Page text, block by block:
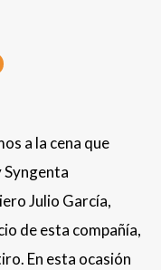
a la cena que
Syngenta
Julio García,
de esta compañía,
En esta ocasión